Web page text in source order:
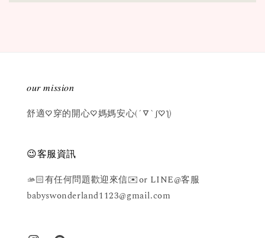
𝑜𝑢𝑟 𝑚𝑖𝑠𝑠𝑖𝑜𝑛
舒適♡穿的開心♡媽媽安心(´▽`ʃ♡ƪ)
😉客服資訊
🫴🏻有任何問題歡迎來信✉️or LINE@客服
babyswonderland1123@gmail.com